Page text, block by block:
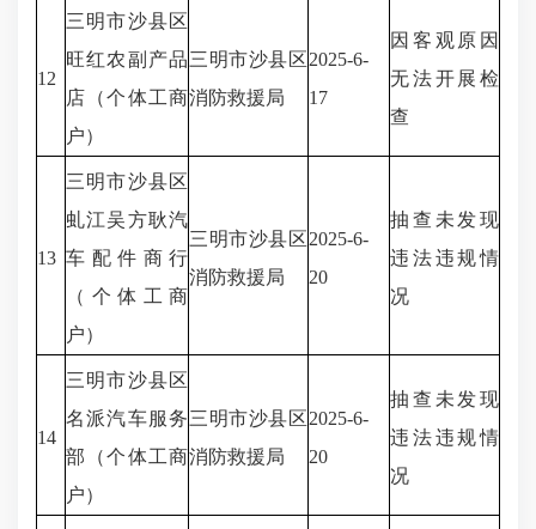
12
三明市沙县区
旺红农副产品
店（个体工商
户）
三明市沙县区
消防救援局
2025-6-
17
因客观原因
无法开展检
查
13
三明市沙县区
虬江吴方耿汽
车配件商行
（个体工商
户）
三明市沙县区
消防救援局
2025-6-
20
抽查未发现
违法违规情
况
14
三明市沙县区
名派汽车服务
部（个体工商
户）
三明市沙县区
消防救援局
2025-6-
20
抽查未发现
违法违规情
况